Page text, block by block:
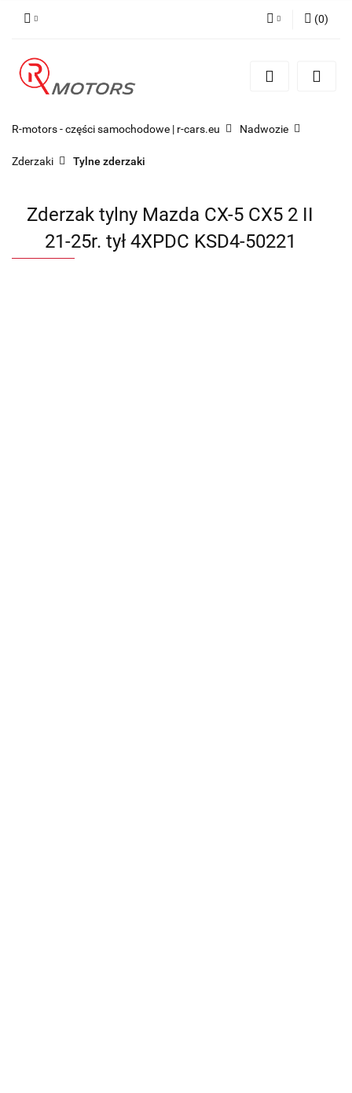
Zarejestruj się
(0)
R-motors - części samochodowe | r-cars.eu Nadwozie
Zderzaki Tylne zderzaki
Zderzak tylny Mazda CX-5 CX5 2 II
21-25r. tył 4XPDC KSD4-50221